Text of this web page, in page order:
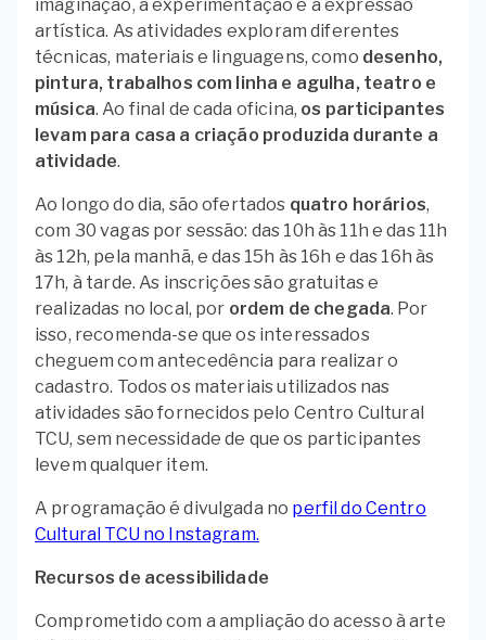
imaginação, a experimentação e a expressão
artística. As atividades exploram diferentes
técnicas, materiais e linguagens, como desenho,
pintura, trabalhos com linha e agulha, teatro e
música. Ao final de cada oficina, os participantes
levam para casa a criação produzida durante a
atividade.
Ao longo do dia, são ofertados quatro horários,
com 30 vagas por sessão: das 10h às 11h e das 11h
às 12h, pela manhã, e das 15h às 16h e das 16h às
17h, à tarde. As inscrições são gratuitas e
realizadas no local, por ordem de chegada. Por
isso, recomenda-se que os interessados
cheguem com antecedência para realizar o
cadastro. Todos os materiais utilizados nas
atividades são fornecidos pelo Centro Cultural
TCU, sem necessidade de que os participantes
levem qualquer item.
A programação é divulgada no perfil do Centro
Cultural TCU no Instagram.
Recursos de acessibilidade
Comprometido com a ampliação do acesso à arte